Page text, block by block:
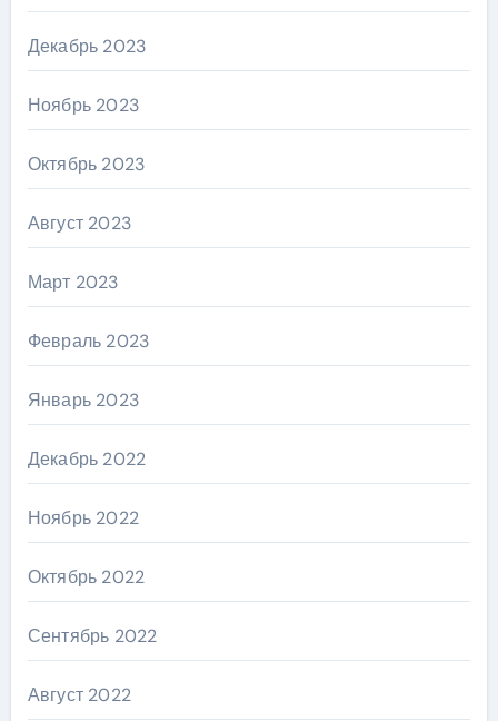
Декабрь 2023
Ноябрь 2023
Октябрь 2023
Август 2023
Март 2023
Февраль 2023
Январь 2023
Декабрь 2022
Ноябрь 2022
Октябрь 2022
Сентябрь 2022
Август 2022